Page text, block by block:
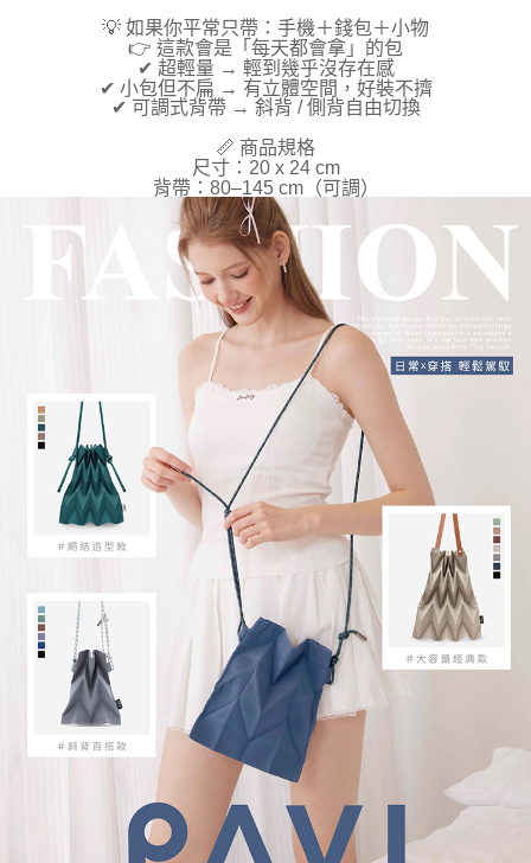
💡 如果你平常只帶：手機＋錢包＋小物
👉 這款會是「每天都會拿」的包
✔ 超輕量 → 輕到幾乎沒存在感
✔ 小包但不扁 → 有立體空間，好裝不擠
✔ 可調式背帶 → 斜背 / 側背自由切換
📏 商品規格
尺寸：20 x 24 cm
背帶：80–145 cm（可調）